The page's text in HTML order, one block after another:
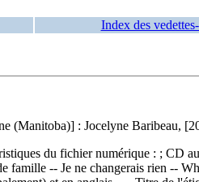
Index des
(Manitoba)] : Jocelyne Baribeau,
du fichier numérique : ; CD
famille -- Je ne changerais rien --